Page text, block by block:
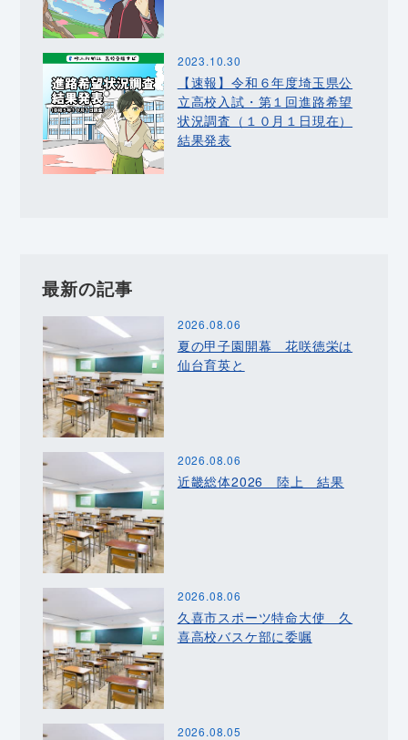
2023.10.30
【速報】令和６年度埼玉県公
立高校入試・第１回進路希望
状況調査（１０月１日現在）
結果発表
最新の記事
2026.08.06
夏の甲子園開幕 花咲徳栄は
仙台育英と
2026.08.06
近畿総体2026 陸上 結果
2026.08.06
久喜市スポーツ特命大使 久
喜高校バスケ部に委嘱
2026.08.05